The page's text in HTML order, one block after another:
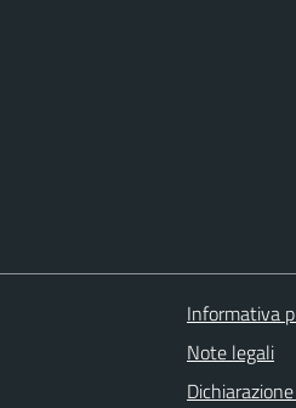
Informativa
Note legali